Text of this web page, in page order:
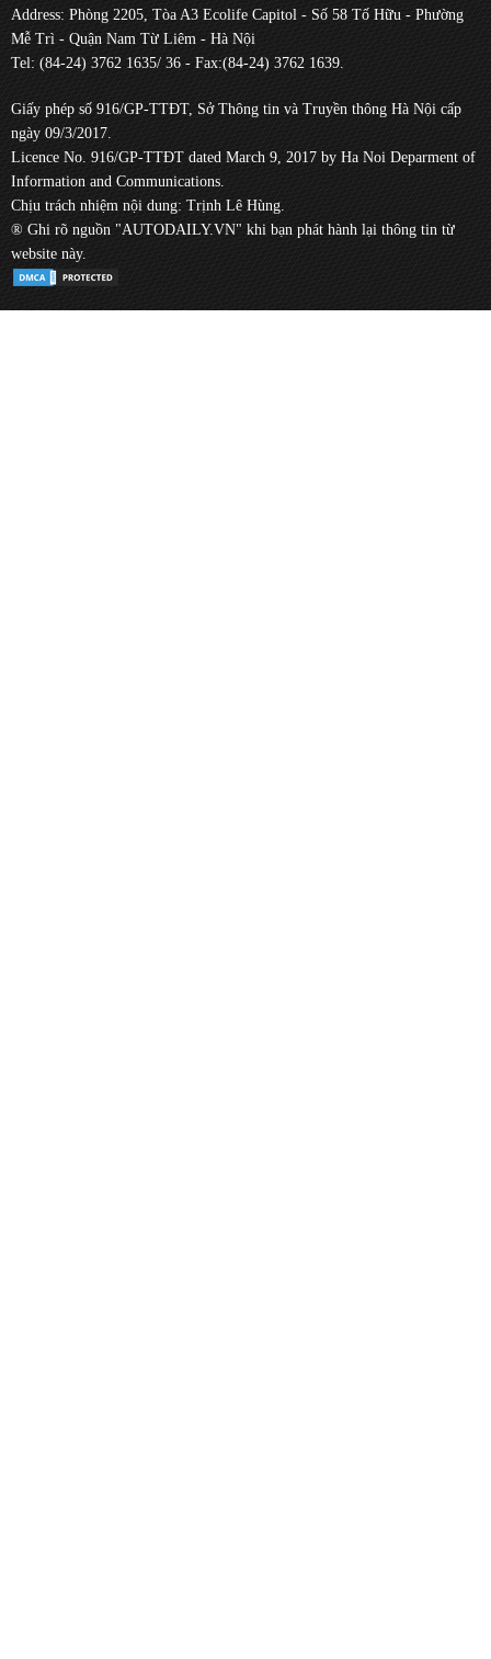
Address: Phòng 2205, Tòa A3 Ecolife Capitol - Số 58 Tố Hữu - Phường
Mễ Trì - Quận Nam Từ Liêm - Hà Nội
Tel: (84-24) 3762 1635/ 36 - Fax:(84-24) 3762 1639.
Giấy phép số 916/GP-TTĐT, Sở Thông tin và Truyền thông Hà Nội cấp
ngày 09/3/2017.
Licence No. 916/GP-TTĐT dated March 9, 2017 by Ha Noi Deparment of
Information and Communications.
Chịu trách nhiệm nội dung: Trịnh Lê Hùng.
® Ghi rõ nguồn "AUTODAILY.VN" khi bạn phát hành lại thông tin từ
website này.